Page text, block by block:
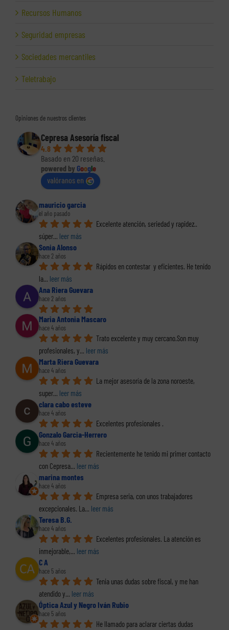
Recursos Humanos
Seguridad empresas
Sociedades mercantiles
Teletrabajo
Opiniones de nuestros clientes
Cepresa Asesoría fiscal
4.8
Basado en 20 reseñas.
powered by Google
valóranos en
mauricio garcia
el año pasado
Excelente atención, seriedad y rapidez..
súper... leer más
Sonia Alonso
hace 2 años
Rápidos en contestar  y eficientes. He tenido
la... leer más
Ana Riera Guevara
hace 2 años
Maria Antonia Mascaro
hace 4 años
Trato excelente y muy cercano.Son muy
profesionales, y... leer más
Marta Riera Guevara
hace 4 años
La mejor asesoría de la zona noroeste,
super... leer más
clara cabo esteve
hace 4 años
Excelentes profesionales .
Gonzalo Garcia-Herrero
hace 4 años
Recientemente he tenido mi primer contacto
con Cepresa... leer más
marina montes
hace 4 años
Empresa seria, con unos trabajadores
excepcionales. La... leer más
Teresa B.G.
hace 4 años
Excelentes profesionales. La atención es
inmejorable,... leer más
C A
hace 5 años
Tenia unas dudas sobre fiscal, y me han
atendido y... leer más
Óptica Azul y Negro Iván Rubio
hace 5 años
He llamado para aclarar ciertas dudas